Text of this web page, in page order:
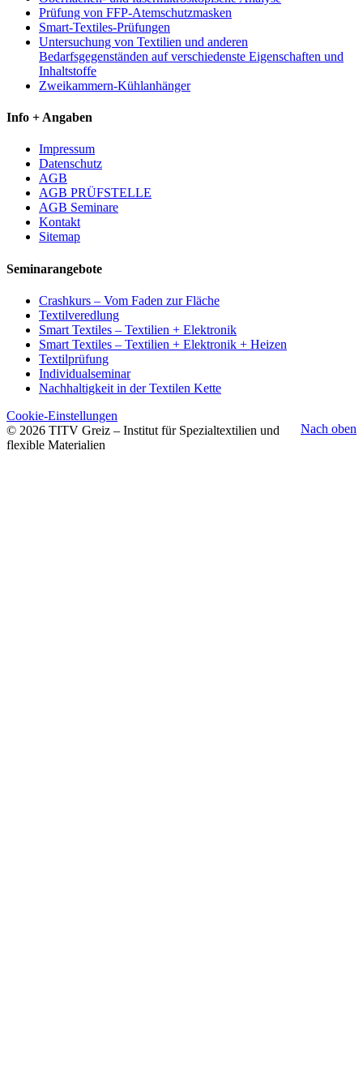
Prüfung von FFP-Atemschutzmasken
Smart-Textiles-Prüfungen
Untersuchung von Textilien und anderen
Bedarfsgegenständen auf verschiedenste Eigenschaften und
Inhaltstoffe
Zweikammern-Kühlanhänger
Info + Angaben
Impressum
Datenschutz
AGB
AGB PRÜFSTELLE
AGB Seminare
Kontakt
Sitemap
Seminarangebote
Crashkurs – Vom Faden zur Fläche
Textilveredlung
Smart Textiles – Textilien + Elektronik
Smart Textiles – Textilien + Elektronik + Heizen
Textilprüfung
Individualseminar
Nachhaltigkeit in der Textilen Kette
Nach oben
Cookie-Einstellungen
© 2026 TITV Greiz – Institut für Spezialtextilien und
flexible Materialien